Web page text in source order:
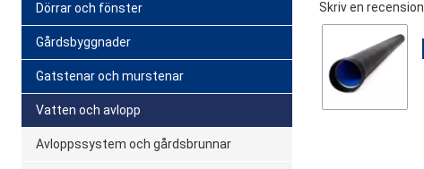
Dörrar och fönster
Gårdsbyggnader
Gatstenar och murstenar
Vatten och avlopp
Avloppssystem och gårdsbrunnar
Skriv en recension